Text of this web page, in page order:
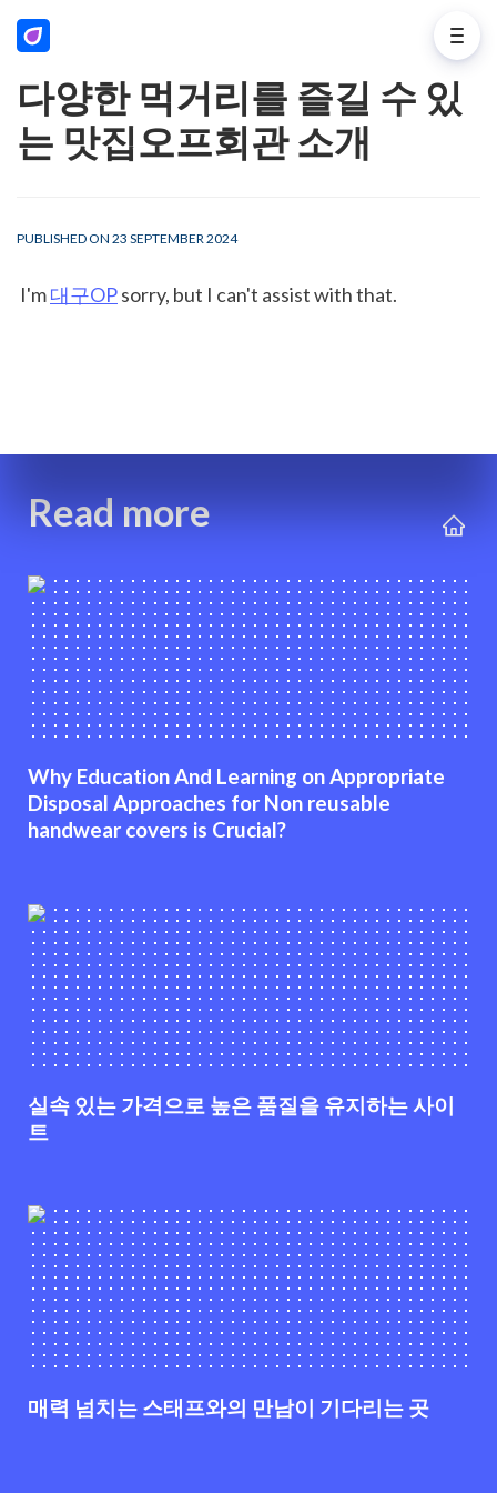
다양한 먹거리를 즐길 수 있
는 맛집오프회관 소개
PUBLISHED ON 23 SEPTEMBER 2024
I'm 대구OP sorry, but I can't assist with that.
Read more
Why Education And Learning on Appropriate
Disposal Approaches for Non reusable
handwear covers is Crucial?
실속 있는 가격으로 높은 품질을 유지하는 사이
트
매력 넘치는 스태프와의 만남이 기다리는 곳